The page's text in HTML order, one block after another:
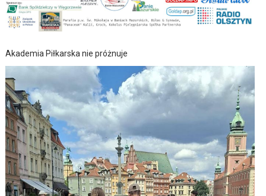
Akademia Piłkarska nie próżnuje